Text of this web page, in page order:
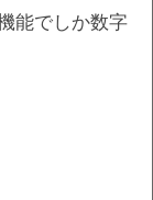
能でしか数字